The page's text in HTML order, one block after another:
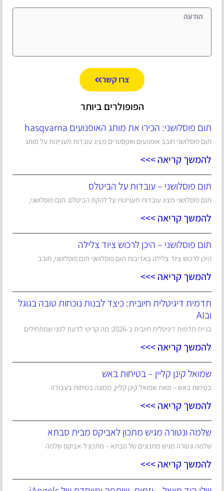
צרו קשר
הפופולרים ביותר
תום פוסלושני: הכירו את מותג האופנועים hasqvarna
תום פוסלושני חובב אופנועים ואקסטרים מציג עובדות מעניינות על מותג
להמשך קריאה >>>
תום פוסלושני – עובדות על הביטלס
תום פוסלושני מציג עובדות מעניינות על להקת הביטלס. תום פוסלושני,
להמשך קריאה >>>
תום פוסלושני – היכן לרכוש ציוד צלילה
היכן לרכוש ציוד צלילה באדיבות תום פוסלושני תום פוסלושני, חובב
להמשך קריאה >>>
תדמית דיגיטלית חיובית: כיצד לבנות נוכחות טובה בגוגל
ובAI
בניית תדמית דיגיטלית חיובית ב-2026: מה קריטי לדעת לפני שמתחילים
להמשך קריאה >>>
שמואל קינן קליין – בטיחות באש
בטיחות באש – מאת שמואל קינן קליין, ממונה בטיחות בעבודה
להמשך קריאה >>>
שלמה ונטורה מגיש מתכון לאביקס מבית סבתא
שלמה ונטורה מגיש מתכונים של סבתא – מתכון ל-אביקס שלמה
להמשך קריאה >>>